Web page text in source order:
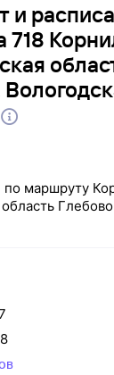
и
718
по маршруту